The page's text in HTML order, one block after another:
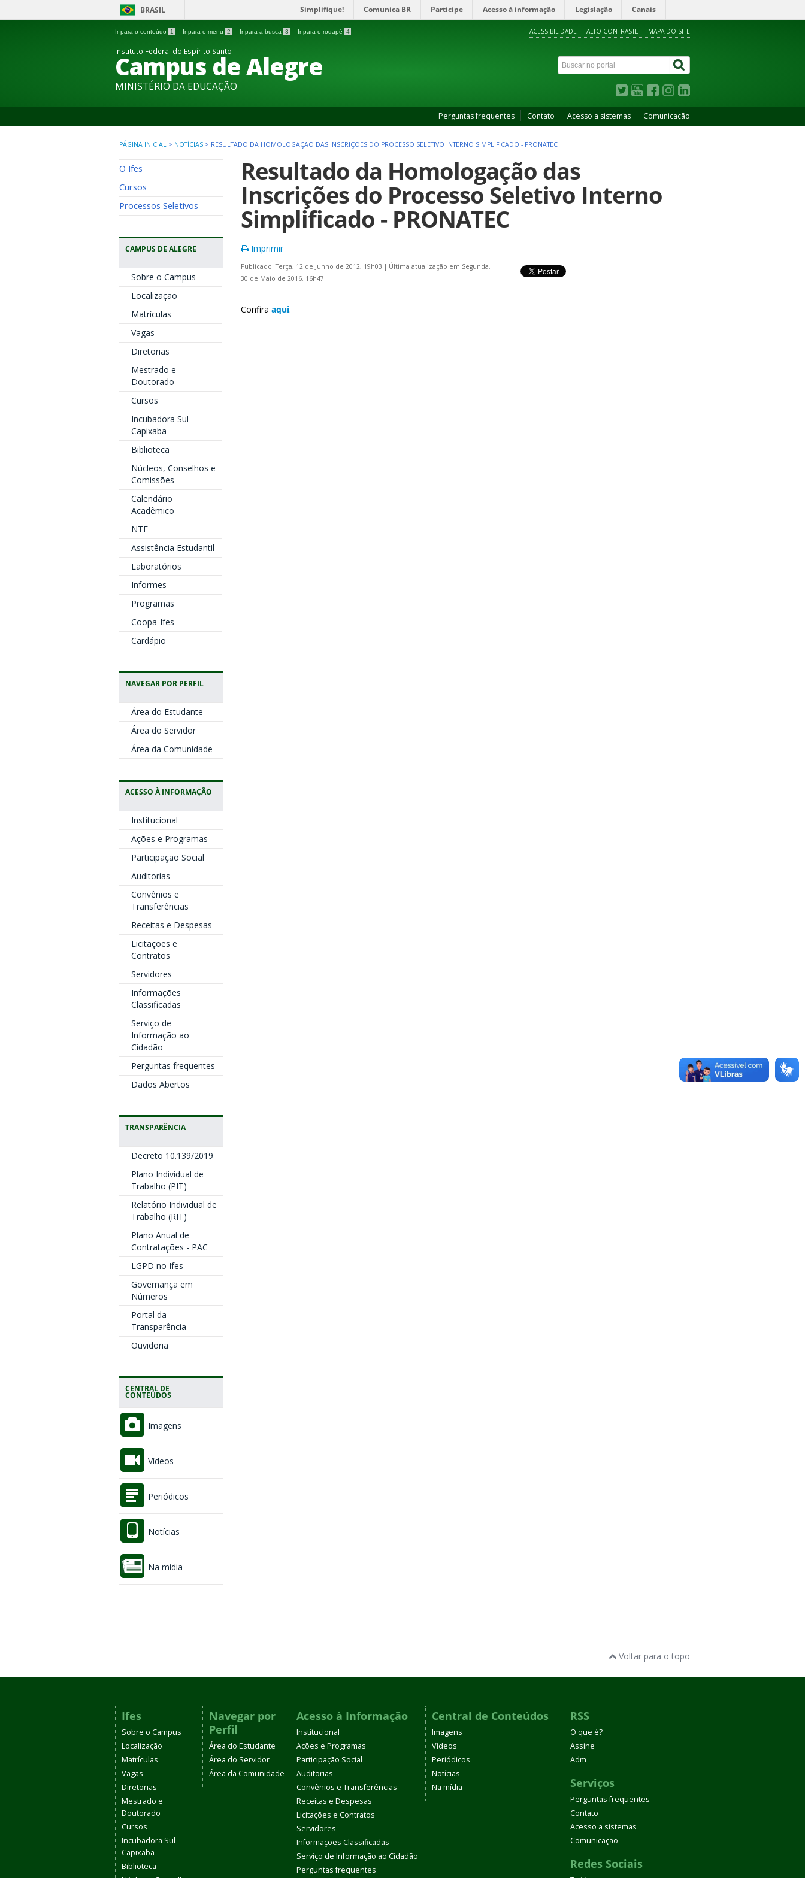
BRASIL Simplifique! Comunica BR Participe Acesso à informação Legislação Canais
Ir para o conteúdo 1 Ir para o menu 2 Ir para a busca 3 Ir para o rodapé 4 ACESSIBILIDADE ALTO CONTRASTE MAPA DO SITE
Instituto Federal do Espírito Santo
Campus de Alegre
MINISTÉRIO DA EDUCAÇÃO
Perguntas frequentes Contato Acesso a sistemas Comunicação
PÁGINA INICIAL > NOTÍCIAS > RESULTADO DA HOMOLOGAÇÃO DAS INSCRIÇÕES DO PROCESSO SELETIVO INTERNO SIMPLIFICADO - PRONATEC
O Ifes
Cursos
Processos Seletivos
CAMPUS DE ALEGRE
Sobre o Campus
Localização
Matrículas
Vagas
Diretorias
Mestrado e
Doutorado
Cursos
Incubadora Sul
Capixaba
Biblioteca
Núcleos, Conselhos e
Comissões
Calendário
Acadêmico
NTE
Assistência Estudantil
Laboratórios
Informes
Programas
Coopa-Ifes
Cardápio
NAVEGAR POR PERFIL
Área do Estudante
Área do Servidor
Área da Comunidade
ACESSO À INFORMAÇÃO
Institucional
Ações e Programas
Participação Social
Auditorias
Convênios e
Transferências
Receitas e Despesas
Licitações e
Contratos
Servidores
Informações
Classificadas
Serviço de
Informação ao
Cidadão
Perguntas frequentes
Dados Abertos
TRANSPARÊNCIA
Decreto 10.139/2019
Plano Individual de
Trabalho (PIT)
Relatório Individual de
Trabalho (RIT)
Plano Anual de
Contratações - PAC
LGPD no Ifes
Governança em
Números
Portal da
Transparência
Ouvidoria
CENTRAL DE
CONTEÚDOS
Imagens
Vídeos
Periódicos
Notícias
Na mídia
Resultado da Homologação das
Inscrições do Processo Seletivo Interno
Simplificado - PRONATEC
Imprimir
Publicado: Terça, 12 de Junho de 2012, 19h03 | Última atualização em Segunda,
30 de Maio de 2016, 16h47
Confira aqui.
Voltar para o topo
Ifes
Sobre o Campus
Localização
Matrículas
Vagas
Diretorias
Mestrado e
Doutorado
Cursos
Incubadora Sul
Capixaba
Biblioteca
Navegar por
Perfil
Área do Estudante
Área do Servidor
Área da Comunidade
Acesso à Informação
Institucional
Ações e Programas
Participação Social
Auditorias
Convênios e Transferências
Receitas e Despesas
Licitações e Contratos
Servidores
Informações Classificadas
Serviço de Informação ao Cidadão
Perguntas frequentes
Central de Conteúdos
Imagens
Vídeos
Periódicos
Notícias
Na mídia
RSS
O que é?
Assine
Adm
Serviços
Perguntas frequentes
Contato
Acesso a sistemas
Comunicação
Redes Sociais